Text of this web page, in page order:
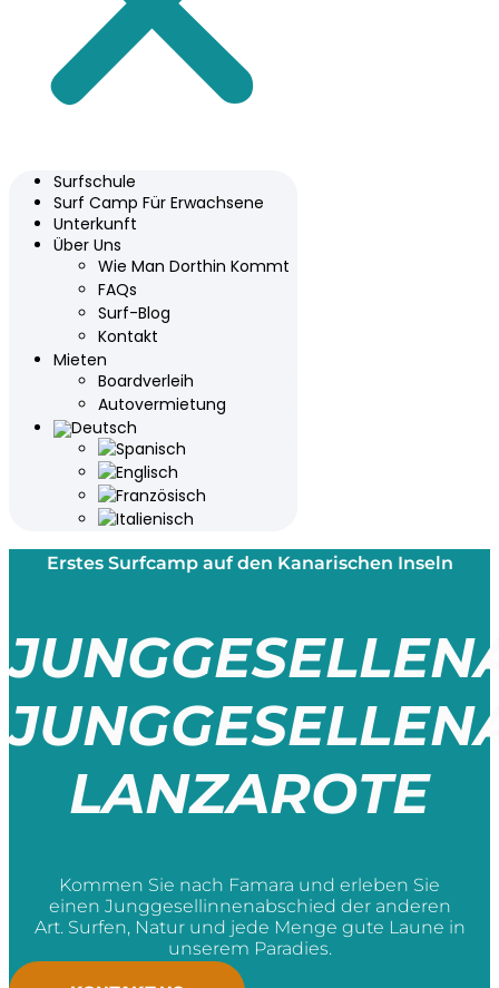
Surfschule
Surf Camp Für Erwachsene
Unterkunft
Über Uns
Wie Man Dorthin Kommt
FAQs
Surf-Blog
Kontakt
Mieten
Boardverleih
Autovermietung
Erstes Surfcamp auf den Kanarischen Inseln
LANZAROTE
Kommen Sie nach Famara und erleben Sie
einen Junggesellinnenabschied der anderen
Art. Surfen, Natur und jede Menge gute Laune in
unserem Paradies.